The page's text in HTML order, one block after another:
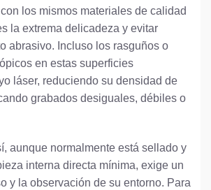
los mismos materiales de calidad
la extrema delicadeza y evitar
abrasivo. Incluso los rasguños o
en estas superficies
láser, reduciendo su densidad de
grabados desiguales, débiles o
aunque normalmente está sellado y
interna directa mínima, exige un
y la observación de su entorno. Para